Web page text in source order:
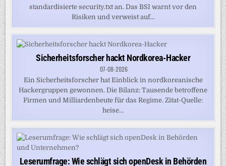
standardisierte security.txt an. Das BSI warnt vor den
Risiken und verweist auf...
Sicherheitsforscher hackt Nordkorea-Hacker
07-08-2026
Ein Sicherheitsforscher hat Einblick in nordkoreanische
Hackergruppen gewonnen. Die Bilanz: Tausende betroffene
Firmen und Milliardenbeute für das Regime. Zitat-Quelle:
heise...
Leserumfrage: Wie schlägt sich openDesk in Behörden